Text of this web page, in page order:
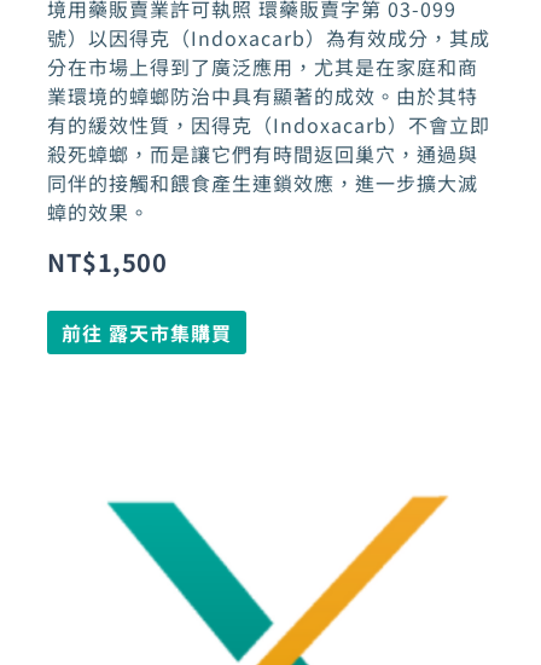
境用藥販賣業許可執照 環藥販賣字第 03-099
號）以因得克（Indoxacarb）為有效成分，其成
分在市場上得到了廣泛應用，尤其是在家庭和商
業環境的蟑螂防治中具有顯著的成效。由於其特
有的緩效性質，因得克（Indoxacarb）不會立即
殺死蟑螂，而是讓它們有時間返回巢穴，通過與
同伴的接觸和餵食產生連鎖效應，進一步擴大滅
蟑的效果。
NT$1,500
前往 露天市集購買